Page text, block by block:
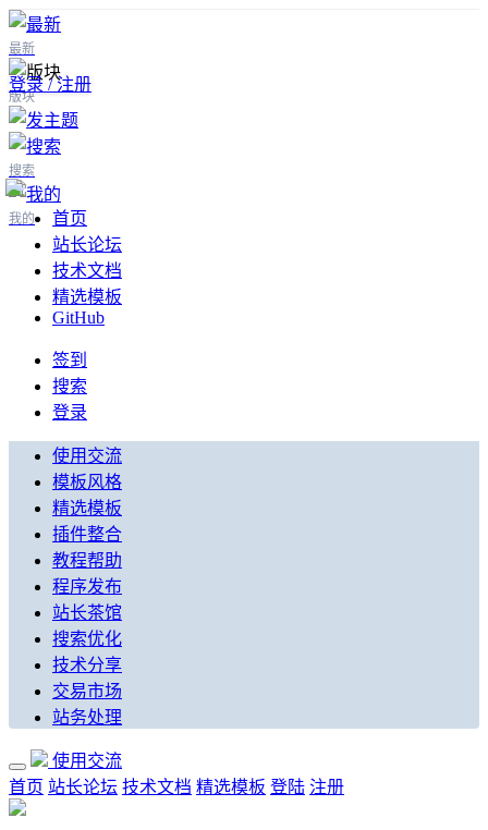
最新
版块
搜索
我的
登录 / 注册
首页
站长论坛
技术文档
精选模板
GitHub
签到
搜索
登录
使用交流
模板风格
精选模板
插件整合
教程帮助
程序发布
站长茶馆
搜索优化
技术分享
交易市场
站务处理
使用交流
首页 站长论坛 技术文档 精选模板 登陆 注册